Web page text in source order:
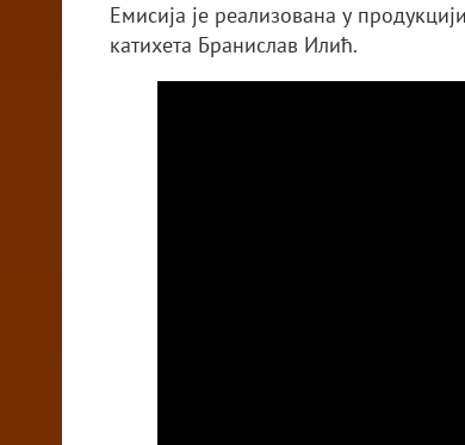
Емисија је реализована у
катихета Бранислав Илић.